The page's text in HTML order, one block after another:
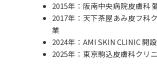
2015年：阪南中央病院皮膚科
2017年：天下茶屋あみ皮フ科
業
2024年：AMI SKIN CLINIC 開設
2025年：東京駒込皮膚科クリ